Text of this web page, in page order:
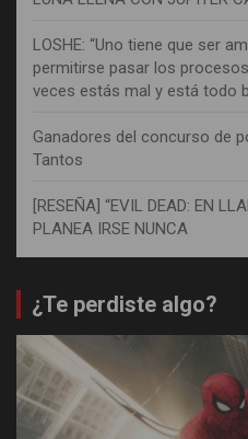
LOSHE: “Uno tiene que ser
permitirse pasar los
veces estás mal y está todo
Ganadores del concurso de
Tantos
[RESEÑA] “EVIL DEAD: EN
PLANEA IRSE NUNCA
¿Te perdiste algo?